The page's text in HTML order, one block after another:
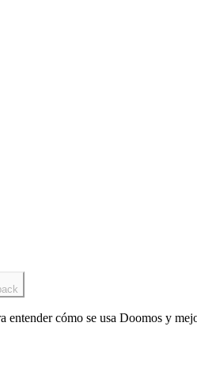
cómo se usa Doomos y